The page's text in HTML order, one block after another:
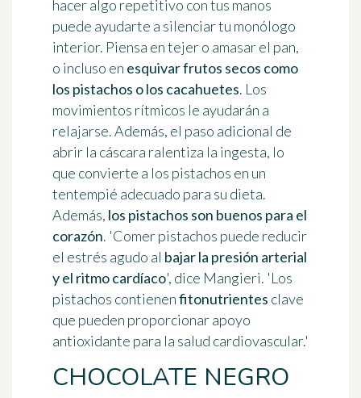
hacer algo repetitivo con tus manos
puede ayudarte a silenciar tu monólogo
interior. Piensa en tejer o amasar el pan,
o incluso en esquivar frutos secos como
los pistachos o los cacahuetes. Los
movimientos rítmicos le ayudarán a
relajarse. Además, el paso adicional de
abrir la cáscara ralentiza la ingesta, lo
que convierte a los pistachos en un
tentempié adecuado para su dieta.
Además, los pistachos son buenos para el
corazón. 'Comer pistachos puede reducir
el estrés agudo al bajar la presión arterial
y el ritmo cardíaco', dice Mangieri. 'Los
pistachos contienenfitonutrientes clave
que pueden proporcionar apoyo
antioxidante para la salud cardiovascular.'
CHOCOLATE NEGRO